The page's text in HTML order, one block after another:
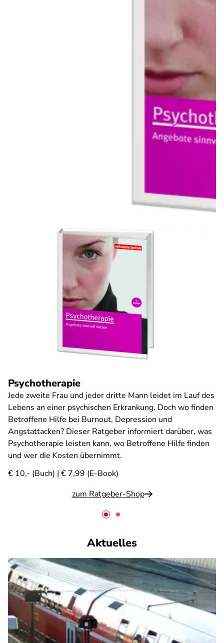
Psychotherapie
Jede zweite Frau und jeder dritte Mann leidet im Lauf des
Lebens an einer psychischen Erkrankung. Doch wo finden
Betroffene Hilfe bei Burnout, Depression und
Angstattacken? Dieser Ratgeber informiert darüber, was
Psychotherapie leisten kann, wo Betroffene Hilfe finden
und wer die Kosten übernimmt.
€ 10,- (Buch) | € 7,99 (E-Book)
zum Ratgeber-Shop
Aktuelles